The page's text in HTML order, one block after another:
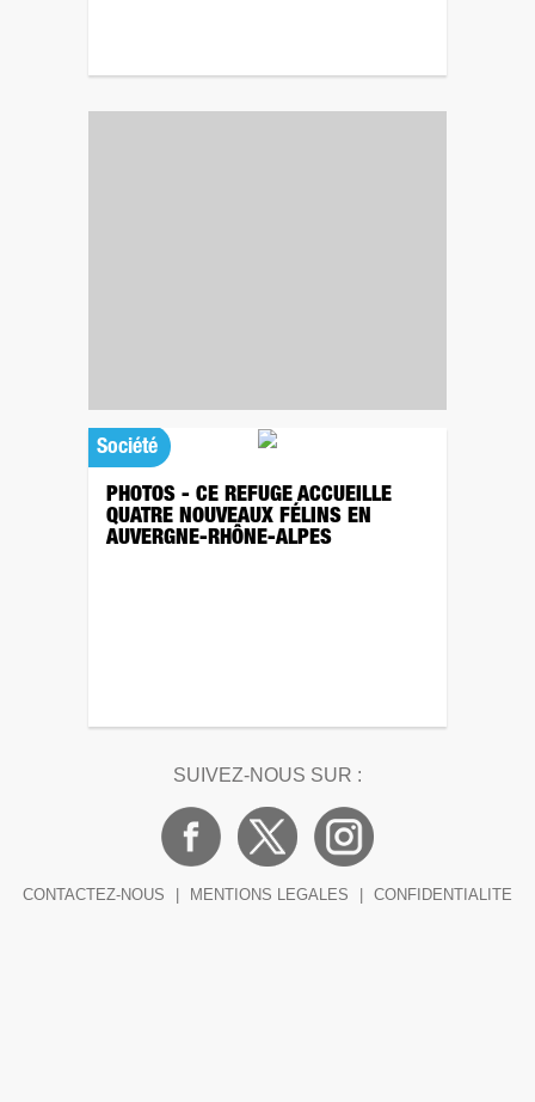
Société
PHOTOS - CE REFUGE ACCUEILLE
QUATRE NOUVEAUX FÉLINS EN
AUVERGNE-RHÔNE-ALPES
SUIVEZ-NOUS SUR :
CONTACTEZ-NOUS MENTIONS LEGALES CONFIDENTIALITE